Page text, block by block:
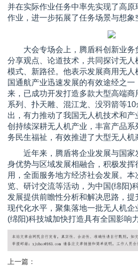
并在实际作业任务中率先实现了高
作业，进一步拓展了任务场景与想象
大会专场会上，腾盾科创新业务
分享观点、论道技术，共同探讨无
模式、新路径。他表示发展商用无
国通航产业迅速发展的有效途经之
来，已成功开发打造多款大型高端
系列、扑天雕、混江龙、没羽箭等
出，有力推动了我国无人机技术和
创持续深耕无人机产业，丰富产品系
务民生福祉，有效推进了大型无人机
近年来，腾盾将企业发展与国家
身优势与区域发展相融合，积极发
用，全面服务地方经济社会发展。
览、研讨交流等活动，为中国(绵阳)
发展提供前瞻性分析和解决思路，
现代化水平，聚集落地一批无人机企
(绵阳)科技城加快打造具有全国影响
上一篇：